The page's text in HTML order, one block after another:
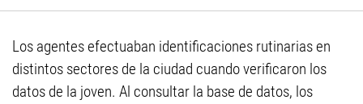
Los agentes efectuaban identificaciones rutinarias en
distintos sectores de la ciudad cuando verificaron los
datos de la joven. Al consultar la base de datos, los